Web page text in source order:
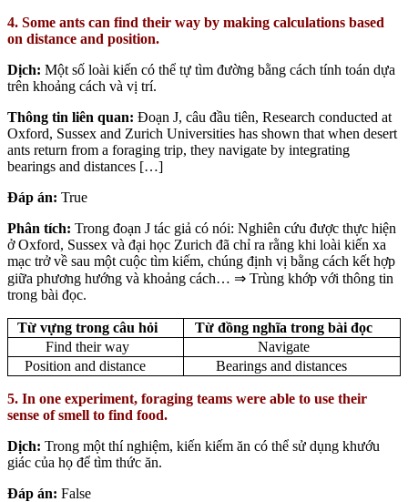
4. Some ants can find their way by making calculations based
on distance and position.
Dịch: Một số loài kiến có thể tự tìm đường bằng cách tính toán dựa
trên khoảng cách và vị trí.
Thông tin liên quan: Đoạn J, câu đầu tiên, Research conducted at
Oxford, Sussex and Zurich Universities has shown that when desert
ants return from a foraging trip, they navigate by integrating
bearings and distances […]
Đáp án: True
Phân tích: Trong đoạn J tác giả có nói: Nghiên cứu được thực hiện
ở Oxford, Sussex và đại học Zurich đã chỉ ra rằng khi loài kiến xa
mạc trở về sau một cuộc tìm kiếm, chúng định vị bằng cách kết hợp
giữa phương hướng và khoảng cách… ⇒ Trùng khớp với thông tin
trong bài đọc.
Từ vựng trong câu hỏi
Từ đồng nghĩa trong bài đọc
Find their way
Navigate
Position and distance
Bearings and distances
5. In one experiment, foraging teams were able to use their
sense of smell to find food.
Dịch: Trong một thí nghiệm, kiến kiếm ăn có thể sử dụng khướu
giác của họ để tìm thức ăn.
Đáp án: False